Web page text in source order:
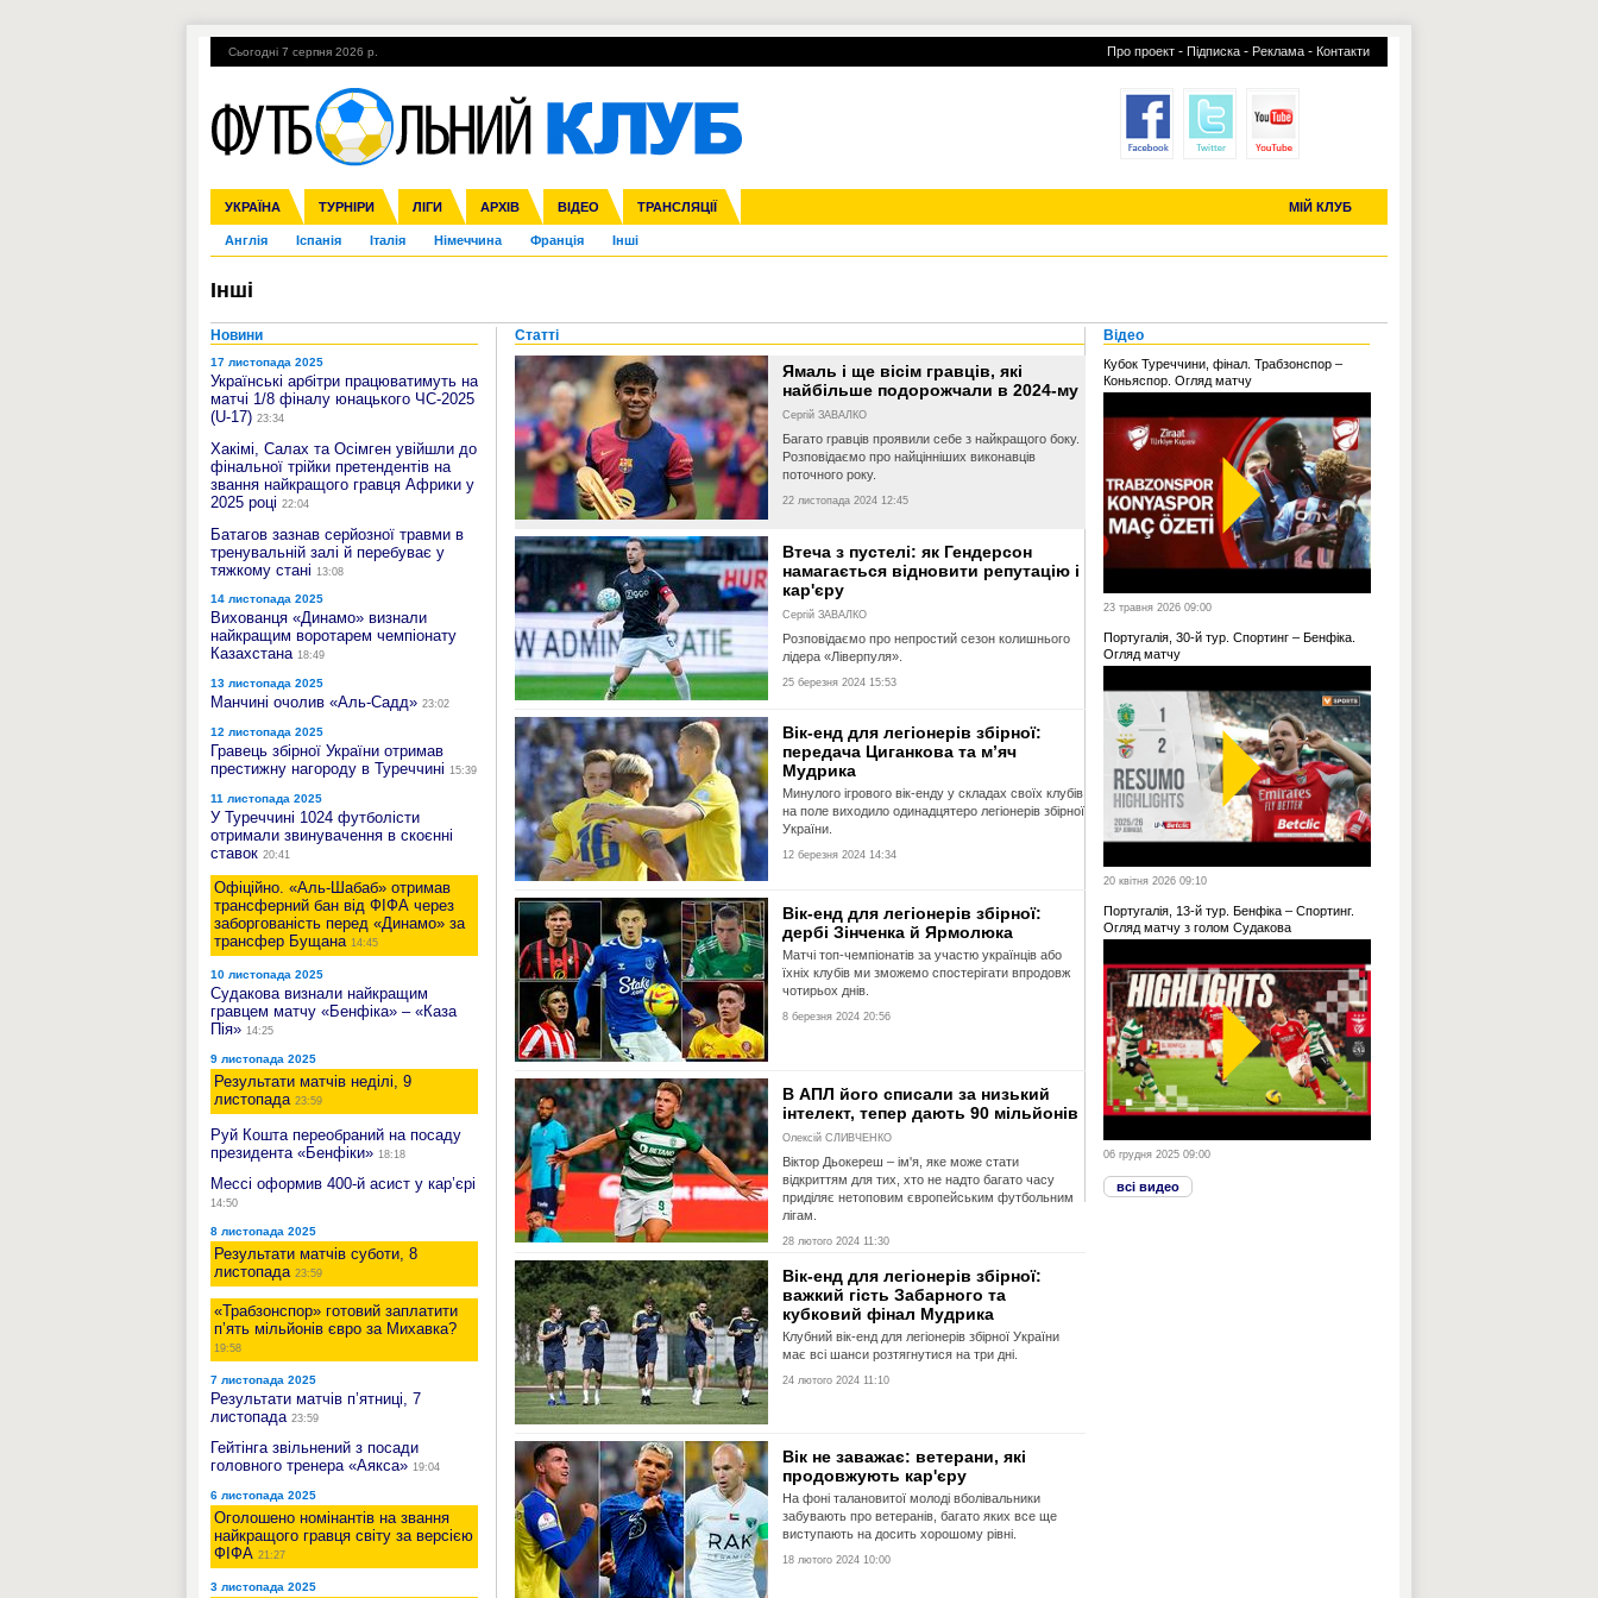
Сьогодні 7 серпня 2026 р. Про проект - Підписка - Реклама - Контакти
УКРАЇНА ТУРНІРИ ЛІГИ АРХІВ ВІДЕО ТРАНСЛЯЦІЇ МІЙ КЛУБ
Збірна Прем'єр-ліга Перша ліга Друга ліга Кубок України Молодіжка
Ліга чемпіонів Ліга Європи Міжнародні Ліга націй Ліга конференцій
Англія Іспанія Італія Німеччина Франція Інші
ЧС-2014 ЄВРО-2016 Росія Кубок конфедерацій ЧЄ-2015 (U-21)
Гарячі теми УПЛ, 1-й тур ВІЙНА УПЛ-ПЕРЕХОДИ УСІ ТРАНСФЕРИ
Інші
Новини
17 листопада 2025
Українські арбітри працюватимуть на
матчі 1/8 фіналу юнацького ЧС-2025
(U-17) 23:34
Хакімі, Салах та Осімген увійшли до
фінальної трійки претендентів на
звання найкращого гравця Африки у
2025 році 22:04
Батагов зазнав серйозної травми в
тренувальній залі й перебуває у
тяжкому стані 13:08
14 листопада 2025
Вихованця «Динамо» визнали
найкращим воротарем чемпіонату
Казахстана 18:49
13 листопада 2025
Манчині очолив «Аль-Садд» 23:02
12 листопада 2025
Гравець збірної України отримав
престижну нагороду в Туреччині 15:39
11 листопада 2025
У Туреччині 1024 футболісти
отримали звинувачення в скоєнні
ставок 20:41
Офіційно. «Аль-Шабаб» отримав
трансферний бан від ФІФА через
заборгованість перед «Динамо» за
трансфер Бущана 14:45
10 листопада 2025
Судакова визнали найкращим
гравцем матчу «Бенфіка» – «Каза
Пія» 14:25
9 листопада 2025
Результати матчів неділі, 9
листопада 23:59
Руй Кошта переобраний на посаду
президента «Бенфіки» 18:18
Мессі оформив 400-й асист у кар’єрі
14:50
8 листопада 2025
Результати матчів суботи, 8
листопада 23:59
«Трабзонспор» готовий заплатити
п’ять мільйонів євро за Михавка?
19:58
7 листопада 2025
Результати матчів п’ятниці, 7
листопада 23:59
Гейтінга звільнений з посади
головного тренера «Аякса» 19:04
6 листопада 2025
Оголошено номінантів на звання
найкращого гравця світу за версією
ФІФА 21:27
3 листопада 2025
Статті
Ямаль і ще вісім гравців, які
найбільше подорожчали в 2024-му
Сергій ЗАВАЛКО
Багато гравців проявили себе з найкращого боку.
Розповідаємо про найцінніших виконавців
поточного року.
22 листопада 2024 12:45
Втеча з пустелі: як Гендерсон
намагається відновити репутацію і
кар'єру
Сергій ЗАВАЛКО
Розповідаємо про непростий сезон колишнього
лідера «Ліверпуля».
25 березня 2024 15:53
Вік-енд для легіонерів збірної:
передача Циганкова та м’яч
Мудрика
Минулого ігрового вік-енду у складах своїх клубів
на поле виходило одинадцятеро легіонерів збірної
України.
12 березня 2024 14:34
Вік-енд для легіонерів збірної:
дербі Зінченка й Ярмолюка
Матчі топ-чемпіонатів за участю українців або
їхніх клубів ми зможемо спостерігати впродовж
чотирьох днів.
8 березня 2024 20:56
В АПЛ його списали за низький
інтелект, тепер дають 90 мільйонів
Олексій СЛИВЧЕНКО
Віктор Дьокереш – ім'я, яке може стати
відкриттям для тих, хто не надто багато часу
приділяє нетоповим європейським футбольним
лігам.
28 лютого 2024 11:30
Вік-енд для легіонерів збірної:
важкий гість Забарного та
кубковий фінал Мудрика
Клубний вік-енд для легіонерів збірної України
має всі шанси розтягнутися на три дні.
24 лютого 2024 11:10
Вік не заважає: ветерани, які
продовжують кар'єру
На фоні талановитої молоді вболівальники
забувають про ветеранів, багато яких все ще
виступають на досить хорошому рівні.
18 лютого 2024 10:00
Відео
Кубок Туреччини, фінал. Трабзонспор –
Коньяспор. Огляд матчу
23 травня 2026 09:00
Португалія, 30-й тур. Спортинг – Бенфіка.
Огляд матчу
20 квітня 2026 09:10
Португалія, 13-й тур. Бенфіка – Спортинг.
Огляд матчу з голом Судакова
06 грудня 2025 09:00
всі видео